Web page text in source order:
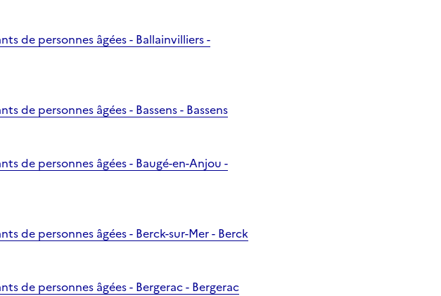
de personnes âgées - Ballainvilliers -
de personnes âgées - Bassens - Bassens
de personnes âgées - Baugé-en-Anjou -
de personnes âgées - Berck-sur-Mer - Berck
de personnes âgées - Bergerac - Bergerac